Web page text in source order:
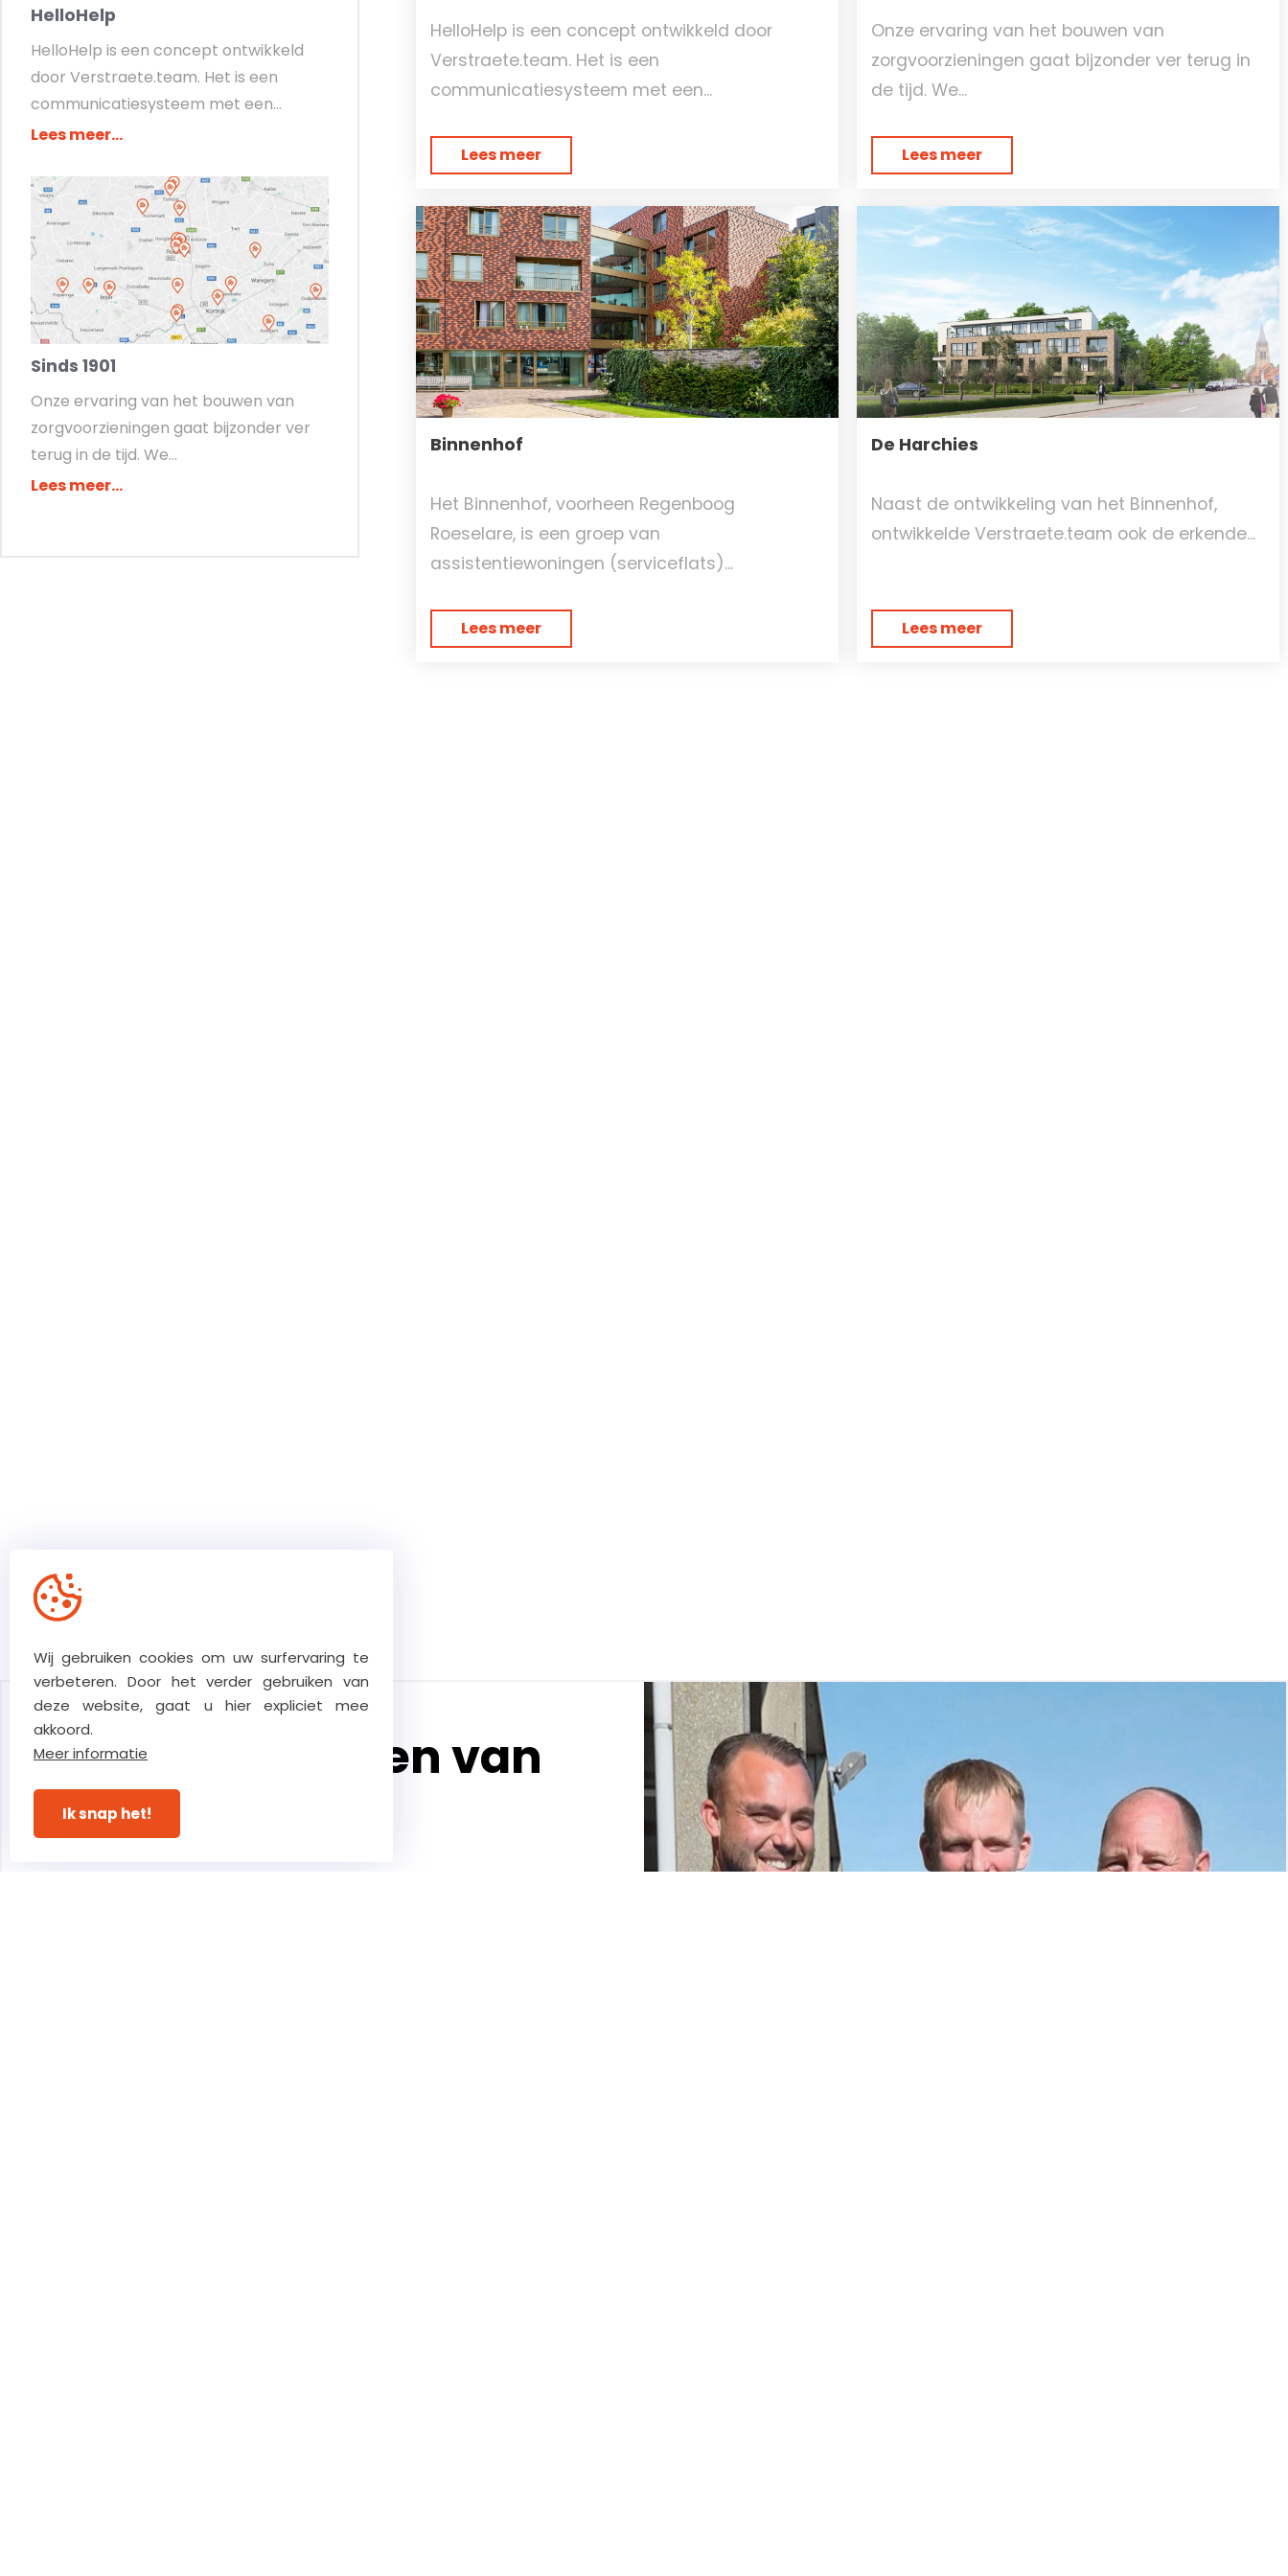
HelloHelp
HelloHelp is een concept ontwikkeld
door Verstraete.team. Het is een
communicatiesysteem met een...
Lees meer...
Sinds 1901
Onze ervaring van het bouwen van
zorgvoorzieningen gaat bijzonder ver
terug in de tijd. We...
Lees meer...
HelloHelp is een concept ontwikkeld door
Verstraete.team. Het is een
communicatiesysteem met een...
Lees meer
Onze ervaring van het bouwen van
zorgvoorzieningen gaat bijzonder ver terug in
de tijd. We...
Lees meer
Binnenhof
Het Binnenhof, voorheen Regenboog
Roeselare, is een groep van
assistentiewoningen (serviceflats)...
Lees meer
De Harchies
Naast de ontwikkeling van het Binnenhof,
ontwikkelde Verstraete.team ook de erkende...
Lees meer
De kernwaarden van
ons team
Wij gebruiken cookies om uw surfervaring te
verbeteren. Door het verder gebruiken van
deze website, gaat u hier expliciet mee
akkoord.
Meer informatie
Ik snap het!